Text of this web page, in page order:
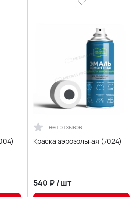
нет отзывов
Краска аэрозольная (7024)
540 ₽/ шт